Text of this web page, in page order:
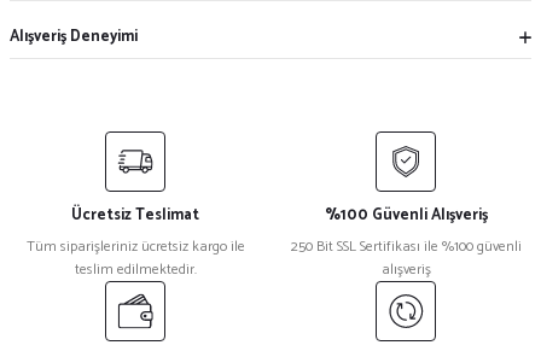
Alışveriş Deneyimi
Ücretsiz Teslimat
Tüm siparişleriniz ücretsiz kargo ile
teslim edilmektedir.
%100 Güvenli Alışveriş
250 Bit SSL Sertifikası ile %100 güvenli
alışveriş